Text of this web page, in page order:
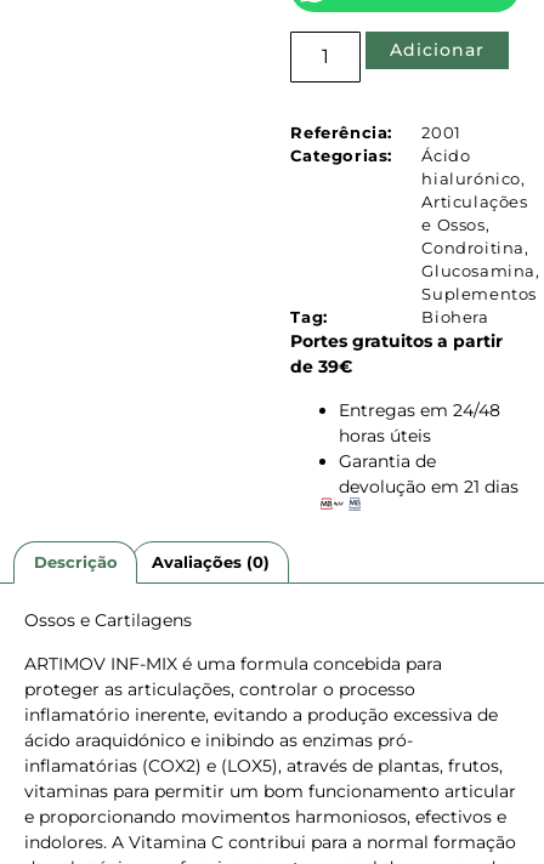
Adicionar
Referência:
2001
Categorias:
Ácido
hialurónico,
Articulações
e Ossos,
Condroitina,
Glucosamina,
Suplementos
Tag:
Biohera
Portes gratuitos a partir
de 39€
Entregas em 24/48
horas úteis
Garantia de
devolução em 21 dias
Descrição Avaliações (0)
Ossos e Cartilagens
ARTIMOV INF-MIX é uma formula concebida para
proteger as articulações, controlar o processo
inflamatório inerente, evitando a produção excessiva de
ácido araquidónico e inibindo as enzimas pró-
inflamatórias (COX2) e (LOX5), através de plantas, frutos,
vitaminas para permitir um bom funcionamento articular
e proporcionando movimentos harmoniosos, efectivos e
indolores. A Vitamina C contribui para a normal formação